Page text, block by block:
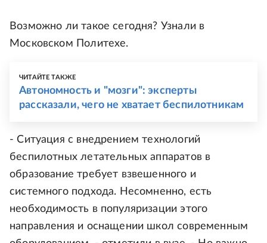
Возможно ли такое сегодня? Узнали в
Московском Политехе.
ЧИТАЙТЕ ТАКЖЕ
Автономность и "мозги": эксперты
рассказали, чего не хватает беспилотникам
- Ситуация с внедрением технологий
беспилотных летательных аппаратов в
образование требует взвешенного и
системного подхода. Несомненно, есть
необходимость в популяризации этого
направления и оснащении школ современным